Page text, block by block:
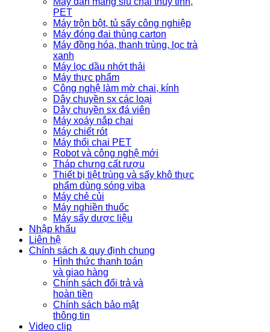
PET
Máy trộn bột, tủ sấy công nghiệp
Máy đóng đai thùng carton
Máy đồng hóa, thanh trùng, lọc trà
xanh
Máy lọc dầu nhớt thải
Máy thực phẩm
Công nghệ làm mờ chai, kính
Dây chuyền sx các loại
Dây chuyền sx đá viên
Máy xoáy nắp chai
Máy chiết rót
Máy thổi chai PET
Robot và công nghệ mới
Tháp chưng cất rượu
Thiết bị tiệt trùng và sấy khô thực
phẩm dùng sóng viba
Máy chẻ củi
Máy nghiền thuốc
Máy sấy dược liệu
Nhập khẩu
Liên hệ
Chính sách & quy định chung
Hình thức thanh toán
và giao hàng
Chính sách đổi trả và
hoàn tiền
Chính sách bảo mật
thông tin
Video clip